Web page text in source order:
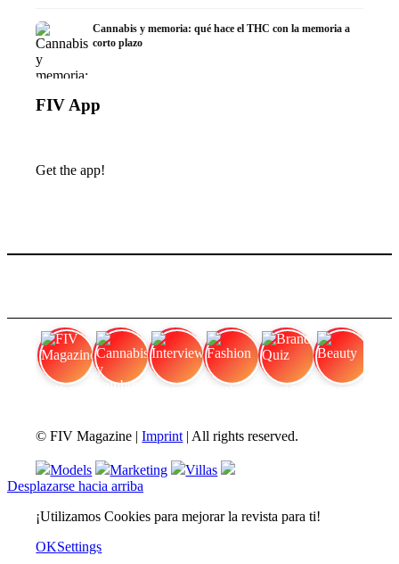
Cannabis y memoria: qué hace el THC con la memoria a
corto plazo
FIV App
Get the app!
© FIV Magazine |Imprint | All rights reserved.
Models Marketing
Villas
Desplazarse hacia arriba
¡Utilizamos Cookies para mejorar la revista para ti!
OKSettings